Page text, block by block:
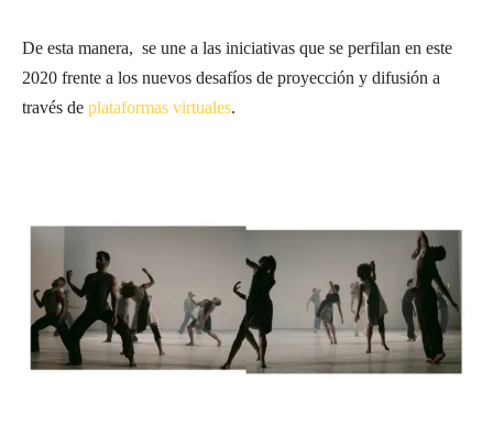
De esta manera, se une a las iniciativas que se perfilan en este
2020 frente a los nuevos desafíos de proyección y difusión a
través de plataformas virtuales.